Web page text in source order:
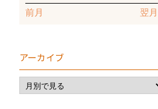
前月 翌月
アーカイブ